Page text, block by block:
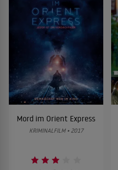
Mord im Orient Express
KRIMINALFILM • 2017